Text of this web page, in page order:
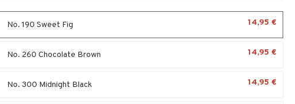
No. 190 Sweet Fig 14,95 €
No. 260 Chocolate Brown 14,95 €
No. 300 Midnight Black 14,95 €